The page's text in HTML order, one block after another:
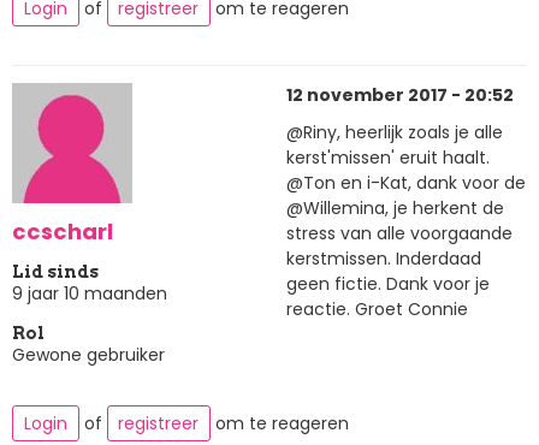
Login of registreer om te reageren
ccscharl
Lid sinds
9 jaar 10 maanden
Rol
Gewone gebruiker
12 november 2017 - 20:52
@Riny, heerlijk zoals je alle
kerst'missen' eruit haalt.
@Ton en i-Kat, dank voor de
@Willemina, je herkent de
stress van alle voorgaande
kerstmissen. Inderdaad
geen fictie. Dank voor je
reactie. Groet Connie
Login of registreer om te reageren